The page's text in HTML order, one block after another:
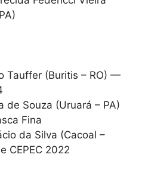
Tauffer (Buritis – RO) —
de Souza (Uruará – PA)
Fina
da Silva (Cacoal –
CEPEC 2022